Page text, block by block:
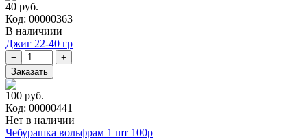
40 руб.
Код: 00000363
В наличиии
Джиг 22-40 гр
100 руб.
Код: 00000441
Нет в наличии
Чебурашка вольфрам 1 шт 100р